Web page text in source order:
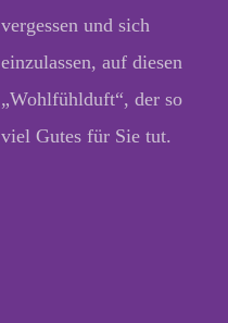
vergessen und sich
einzulassen, auf diesen
„Wohlfühlduft“, der so
viel Gutes für Sie tut.